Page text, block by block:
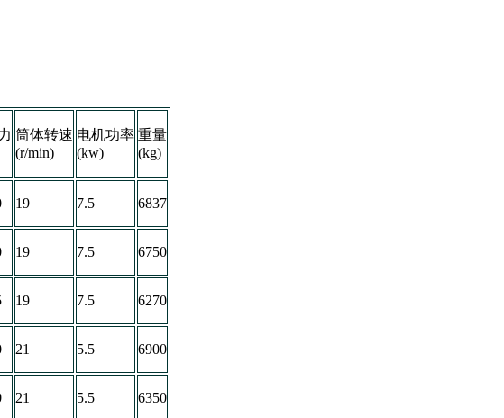
筒体转速
(r/min)
电机功率
(kw)
重量
(kg)
19 7.5 6837
19 7.5 6750
19 7.5 6270
21 5.5 6900
21 5.5 6350